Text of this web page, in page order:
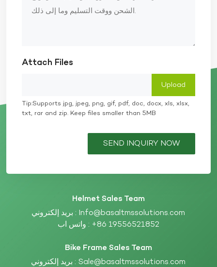
Attach Files
Tip:Supports jpg, jpeg, png, gif, pdf, doc, docx, xls, xlsx,
txt, rar and zip. Keep files smaller than 5MB
SEND INQUIRY NOW
Helmet Sales Team
بريد إلكتروني : Info@basaltmssolutions.com
واتس اب : +86 19556521852
Bike Frame Sales Team
بريد إلكتروني : Sale@basaltmssolutions.com